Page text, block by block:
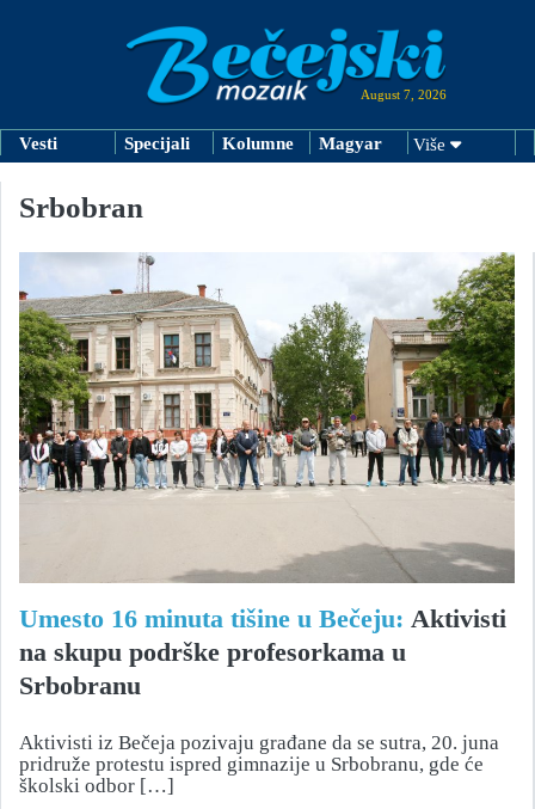
August 7, 2026
Vesti Specijali Kolumne Magyar Više
Srbobran
Umesto 16 minuta tišine u Bečeju: Aktivisti
na skupu podrške profesorkama u
Srbobranu
Aktivisti iz Bečeja pozivaju građane da se sutra, 20. juna
pridruže protestu ispred gimnazije u Srbobranu, gde će
školski odbor […]